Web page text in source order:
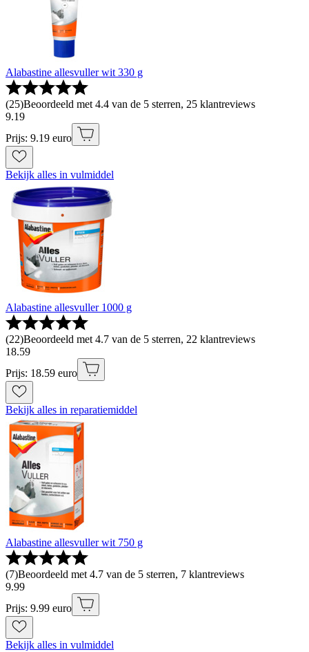
Alabastine allesvuller wit 330 g
(25)Beoordeeld met 4.4 van de 5 sterren, 25 klantreviews
9.19
Prijs: 9.19 euro
Bekijk alles in vulmiddel
Alabastine allesvuller 1000 g
(22)Beoordeeld met 4.7 van de 5 sterren, 22 klantreviews
18.59
Prijs: 18.59 euro
Bekijk alles in reparatiemiddel
Alabastine allesvuller wit 750 g
(7)Beoordeeld met 4.7 van de 5 sterren, 7 klantreviews
9.99
Prijs: 9.99 euro
Bekijk alles in vulmiddel